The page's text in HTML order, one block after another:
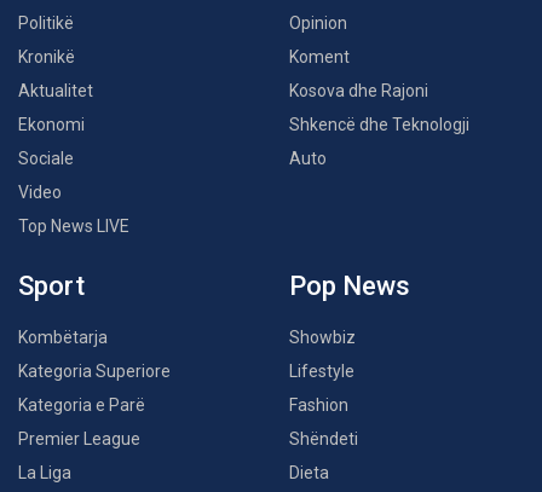
Politikë
Kronikë
Aktualitet
Ekonomi
Sociale
Video
Top News LIVE
Opinion
Koment
Kosova dhe Rajoni
Shkencë dhe Teknologji
Auto
Sport
Kombëtarja
Kategoria Superiore
Kategoria e Parë
Premier League
La Liga
Pop News
Showbiz
Lifestyle
Fashion
Shëndeti
Dieta